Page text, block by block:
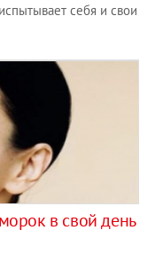
себя и свои
в свой день